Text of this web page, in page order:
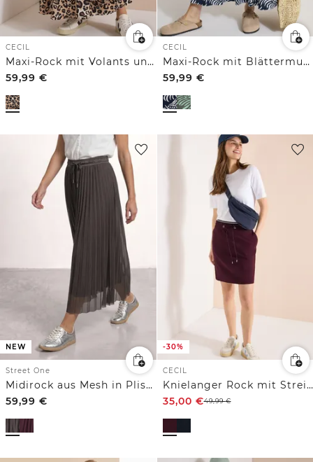
CECIL
Maxi-Rock mit Volants und Leo-Print
59,99 €
CECIL
Maxi-Rock mit Blättermuster
59,99 €
NEW
Street One
Midirock aus Mesh in Plisséestruktur
59,99 €
-30%
CECIL
Knielanger Rock mit Streifendetail
35,00 €49,99€